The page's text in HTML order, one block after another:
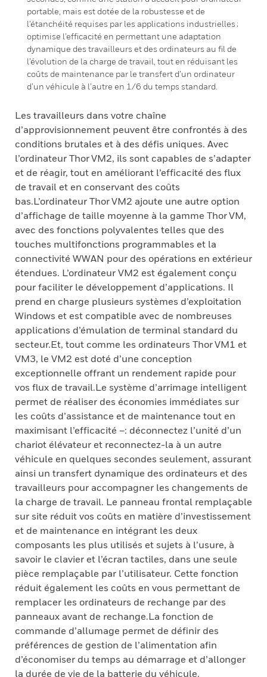
portable, mais est dotée de la robustesse et de
l’étanchéité requises par les applications industrielles ;
optimise l’efficacité en permettant une adaptation
dynamique des travailleurs et des ordinateurs au fil de
l’évolution de la charge de travail, tout en réduisant les
coûts de maintenance par le transfert d’un ordinateur
d’un véhicule à l’autre en 1/6 du temps standard.
Les travailleurs dans votre chaîne
d’approvisionnement peuvent être confrontés à des
conditions brutales et à des défis uniques. Avec
l’ordinateur Thor VM2, ils sont capables de s’adapter
et de réagir, tout en améliorant l’efficacité des flux
de travail et en conservant des coûts
bas.L’ordinateur Thor VM2 ajoute une autre option
d’affichage de taille moyenne à la gamme Thor VM,
avec des fonctions polyvalentes telles que des
touches multifonctions programmables et la
connectivité WWAN pour des opérations en extérieur
étendues. L’ordinateur VM2 est également conçu
pour faciliter le développement d’applications. Il
prend en charge plusieurs systèmes d’exploitation
Windows et est compatible avec de nombreuses
applications d’émulation de terminal standard du
secteur.Et, tout comme les ordinateurs Thor VM1 et
VM3, le VM2 est doté d’une conception
exceptionnelle offrant un rendement rapide pour
vos flux de travail.Le système d’arrimage intelligent
permet de réaliser des économies immédiates sur
les coûts d’assistance et de maintenance tout en
maximisant l’efficacité –: déconnectez l’unité d’un
chariot élévateur et reconnectez-la à un autre
véhicule en quelques secondes seulement, assurant
ainsi un transfert dynamique des ordinateurs et des
travailleurs pour accompagner les changements de
la charge de travail. Le panneau frontal remplaçable
sur site réduit vos coûts en matière d’investissement
et de maintenance en intégrant les deux
composants les plus utilisés et sujets à l’usure, à
savoir le clavier et l’écran tactiles, dans une seule
pièce remplaçable par l’utilisateur. Cette fonction
réduit également les coûts en vous permettant de
remplacer les ordinateurs de rechange par des
panneaux avant de rechange.La fonction de
commande d’allumage permet de définir des
préférences de gestion de l’alimentation afin
d’économiser du temps au démarrage et d’allonger
la durée de vie de la batterie du véhicule.